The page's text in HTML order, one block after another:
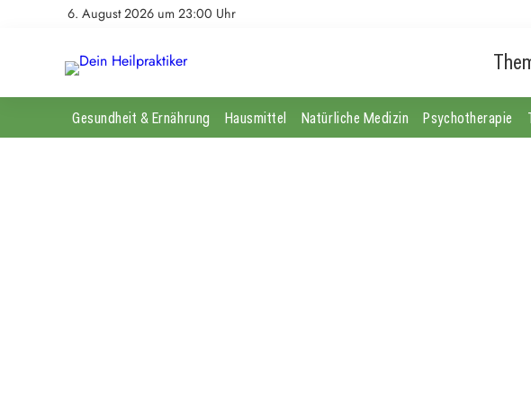
6. August 2026 um 23:00 Uhr
Gesundheit & Ernährung Hausmittel Natürliche Medizin Psychotherapie